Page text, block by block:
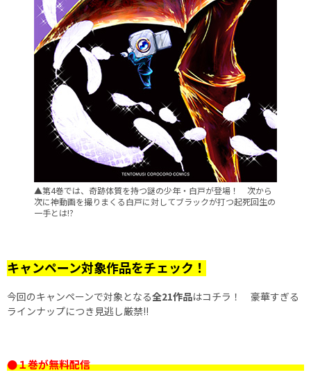
▲第4巻では、奇跡体質を持つ謎の少年・白戸が登場！ 次から
次に神動画を撮りまくる白戸に対してブラックが打つ起死回生の
一手とは!?
キャンペーン対象作品をチェック！
今回のキャンペーンで対象となる全21作品はコチラ！ 豪華すぎる
ラインナップにつき見逃し厳禁!!
●１巻が無料配信